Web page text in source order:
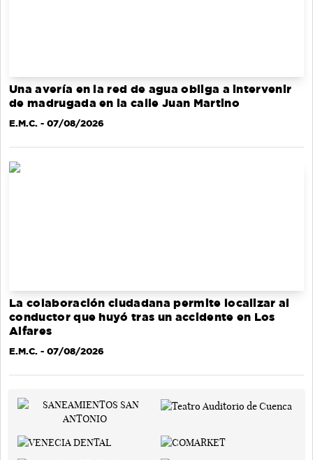
Una avería en la red de agua obliga a intervenir
de madrugada en la calle Juan Martino
E.M.C. - 07/08/2026
La colaboración ciudadana permite localizar al
conductor que huyó tras un accidente en Los
Alfares
E.M.C. - 07/08/2026